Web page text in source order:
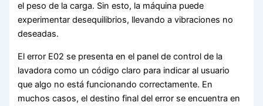
el peso de la carga. Sin esto, la máquina puede
experimentar desequilibrios, llevando a vibraciones no
deseadas.
El error E02 se presenta en el panel de control de la
lavadora como un código claro para indicar al usuario
que algo no está funcionando correctamente. En
muchos casos, el destino final del error se encuentra en